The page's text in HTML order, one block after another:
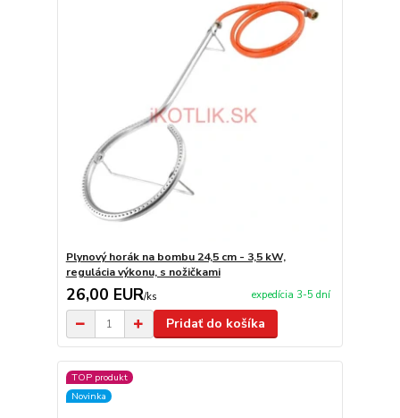
Plynový horák na bombu 24,5 cm - 3,5 kW,
regulácia výkonu, s nožičkami
26,00 EUR/ks expedícia 3-5 dní
Pridať do košíka
TOP produkt
Novinka